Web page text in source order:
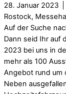
28. Januar 2023
Rostock,
Auf der Suche
Dann seid Ihr auf
2023 bei uns in
mehr als 100
Angebot rund um
Neben